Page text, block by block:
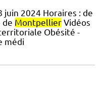
2024 Horaires : de
de Montpellier Vidéos
Obésité -
médi